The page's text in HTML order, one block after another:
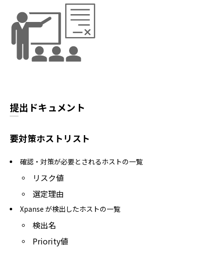
提出ドキュメント
要対策ホストリスト
確認・対策が必要とされるホストの一覧
リスク値
選定理由
Xpanse が検出したホストの一覧
検出名
Priority値